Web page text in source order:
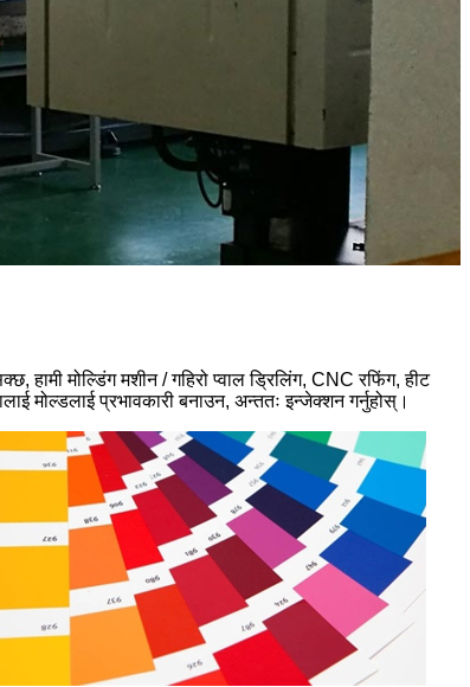
हामी मोल्डिंग मशीन / गहिरो प्वाल ड्रिलिंग, CNC रफिंग, हीट
मोल्डलाई प्रभावकारी बनाउन, अन्ततः इन्जेक्शन गर्नुहोस्।